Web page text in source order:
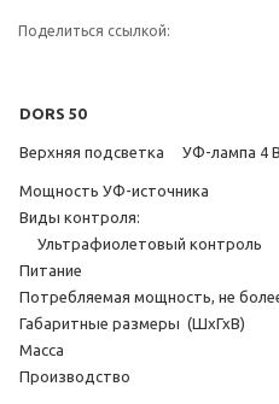
Поделиться ссылкой:
DORS 50
Верхняя подсветка УФ-лампа 4
Мощность УФ-источника
Виды контроля:
Ультрафиолетовый контроль
Питание
Потребляемая мощность, не
Габаритные размеры (ШхГхВ)
Масса
Производство